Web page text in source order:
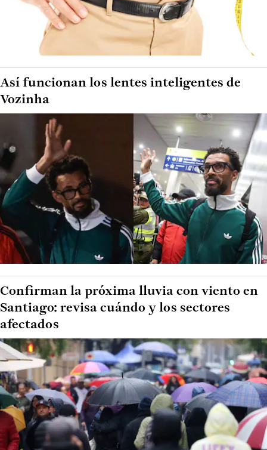
Así funcionan los lentes inteligentes de
Vozinha
Confirman la próxima lluvia con viento en
Santiago: revisa cuándo y los sectores
afectados